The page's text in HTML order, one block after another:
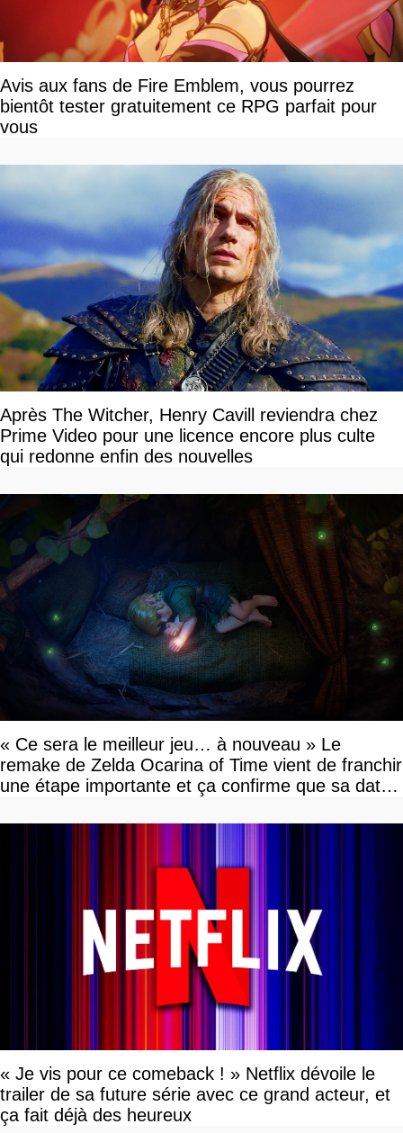
Avis aux fans de Fire Emblem, vous pourrez
bientôt tester gratuitement ce RPG parfait pour
vous
Après The Witcher, Henry Cavill reviendra chez
Prime Video pour une licence encore plus culte
qui redonne enfin des nouvelles
« Ce sera le meilleur jeu… à nouveau » Le
remake de Zelda Ocarina of Time vient de franchir
une étape importante et ça confirme que sa date
« Je vis pour ce comeback ! » Netflix dévoile le
trailer de sa future série avec ce grand acteur, et
ça fait déjà des heureux